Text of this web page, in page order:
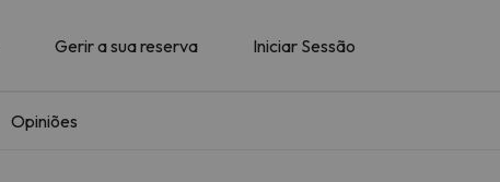
Gerir a sua reserva Iniciar Sessão
Opiniões